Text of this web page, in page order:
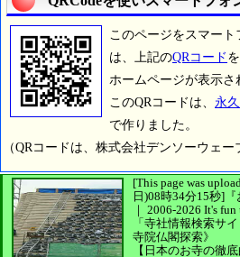
このページをスマー
は、上記のQRコード
ホームページが表示さ
このQRコードは、 永
で作りました。
（QRコードは、株式会社デンソーウェー
[This page was
日)08時34分15秒]
｜ 2006-2026 It's fun
「寺社情報検索サイ
寺院仏閣探索》
【日本のお寺の徹